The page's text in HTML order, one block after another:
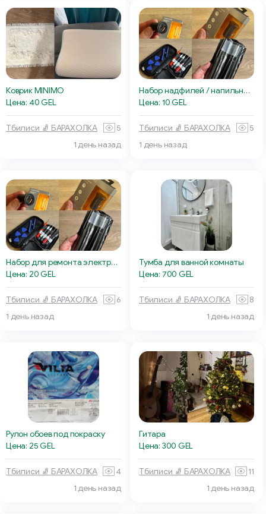
Коврик MINIMO
Цена: 40 GEL
Тбилиси 🧦 БАРАХОЛКА
5
1 день назад
Набор надфилей / напильников, 6 шт разных форм
Цена: 10 GEL
Тбилиси 🧦 БАРАХОЛКА
5
1 день назад
Набор для ремонта электроники
Цена: 20 GEL
Тбилиси 🧦 БАРАХОЛКА
6
1 день назад
Тумба для ванной комнаты
Цена: 700 GEL
Тбилиси 🧦 БАРАХОЛКА
8
1 день назад
Рулон обоев под покраску
Цена: 25 GEL
Тбилиси 🧦 БАРАХОЛКА
4
1 день назад
Гитара
Цена: 300 GEL
Тбилиси 🧦 БАРАХОЛКА
11
1 день назад